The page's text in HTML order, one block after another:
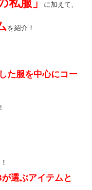
私服」 に加えて、
を紹介！
た服を中心にコー
選ぶアイテムと